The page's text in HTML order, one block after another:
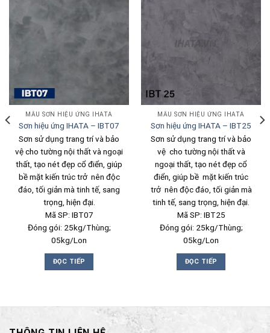
MẪU SƠN HIỆU ỨNG IHATA
Sơn hiệu ứng IHATA – IBT07
Sơn sử dụng trang trí và bảo
vệ cho tường nội thất và ngoại
thất, tạo nét đẹp cổ điển, giúp
bề mặt kiến trúc trở nên độc
đáo, tối giản mà tinh tế, sang
trọng, hiện đại.
Mã SP: IBT07
Đóng gói: 25kg/Thùng;
05kg/Lon
ĐỌC TIẾP
MẪU SƠN HIỆU ỨNG IHATA
Sơn hiệu ứng IHATA – IBT25
Sơn sử dụng trang trí và bảo
vệ cho tường nội thất và
ngoại thất, tạo nét đẹp cổ
điển, giúp bề mặt kiến trúc
trở nên độc đáo, tối giản mà
tinh tế, sang trọng, hiện đại.
Mã SP: IBT25
Đóng gói: 25kg/Thùng;
05kg/Lon
ĐỌC TIẾP